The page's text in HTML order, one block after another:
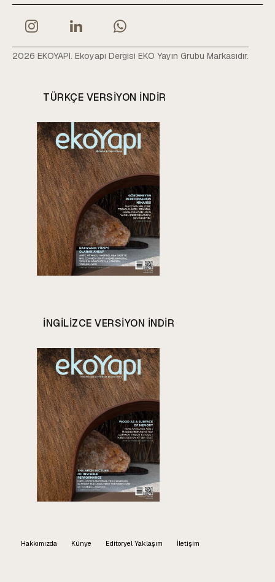
2026 EKOYAPI. Ekoyapı Dergisi EKO Yayın Grubu Markasıdır.
TÜRKÇE VERSIYON INDIR
INGILIZCE VERSIYON INDIR
Hakkımızda Künye Editoryel Yaklaşım İletişim